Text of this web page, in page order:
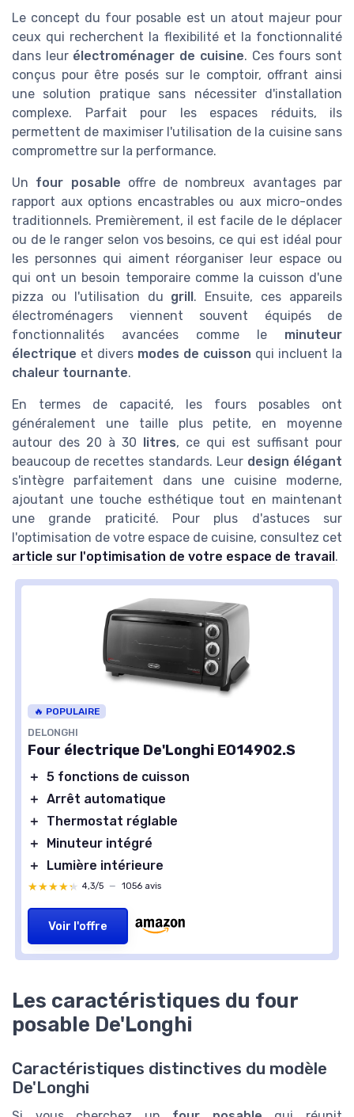
Le concept du four posable est un atout majeur pour
ceux qui recherchent la flexibilité et la fonctionnalité
dans leur électroménager de cuisine. Ces fours sont
conçus pour être posés sur le comptoir, offrant ainsi
une solution pratique sans nécessiter d'installation
complexe. Parfait pour les espaces réduits, ils
permettent de maximiser l'utilisation de la cuisine sans
compromettre sur la performance.
Un four posable offre de nombreux avantages par
rapport aux options encastrables ou aux micro-ondes
traditionnels. Premièrement, il est facile de le déplacer
ou de le ranger selon vos besoins, ce qui est idéal pour
les personnes qui aiment réorganiser leur espace ou
qui ont un besoin temporaire comme la cuisson d'une
pizza ou l'utilisation du grill. Ensuite, ces appareils
électroménagers viennent souvent équipés de
fonctionnalités avancées comme le minuteur
électrique et divers modes de cuisson qui incluent la
chaleur tournante.
En termes de capacité, les fours posables ont
généralement une taille plus petite, en moyenne
autour des 20 à 30 litres, ce qui est suffisant pour
beaucoup de recettes standards. Leur design élégant
s'intègre parfaitement dans une cuisine moderne,
ajoutant une touche esthétique tout en maintenant
une grande praticité. Pour plus d'astuces sur
l'optimisation de votre espace de cuisine, consultez cet
article sur l'optimisation de votre espace de travail.
🔥 POPULAIRE
DELONGHI
Four électrique De'Longhi EO14902.S
＋ 5 fonctions de cuisson
＋ Arrêt automatique
＋
Thermostat réglable
＋
Minuteur intégré
＋
Lumière intérieure
★★★★★
★★★★★ 4,3/5 — 1056 avis
Voir l'offre
Les caractéristiques du four
posable De'Longhi
Caractéristiques distinctives du modèle
De'Longhi